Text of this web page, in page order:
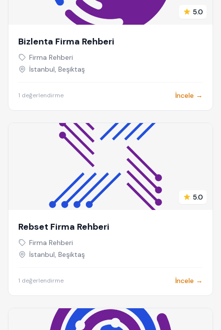
5.0
Bizlenta Firma Rehberi
Firma Rehberi
İstanbul, Beşiktaş
1 değerlendirme İncele →
5.0
Rebset Firma Rehberi
Firma Rehberi
İstanbul, Beşiktaş
1 değerlendirme İncele →